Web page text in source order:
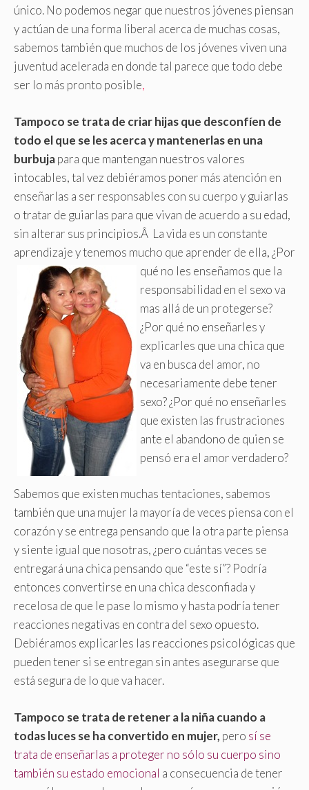
único. No podemos negar que nuestros jóvenes piensan
y actúan de una forma liberal acerca de muchas cosas,
sabemos también que muchos de los jóvenes viven una
juventud acelerada en donde tal parece que todo debe
ser lo más pronto posible,
Tampoco se trata de criar hijas que desconfíen de
todo el que se les acerca y mantenerlas en una
burbujapara que mantengan nuestros valores
intocables, tal vez debiéramos poner más atención en
enseñarlas a ser responsables con su cuerpo y guiarlas
o tratar de guiarlas para que vivan de acuerdo a su edad,
sin alterar sus principios.Â La vida es un constante
aprendizaje y tenemos mucho que aprender de ella,¿Por
qué no les enseñamos que la
responsabilidad en el sexo va
mas allá de un protegerse?
¿Por qué no enseñarles y
explicarles que una chica que
va en busca del amor, no
necesariamente debe tener
sexo? ¿Por qué no enseñarles
que existen las frustraciones
ante el abandono de quien se
pensó era el amor verdadero?
Sabemos que existen muchas tentaciones, sabemos
también que una mujer la mayoría de veces piensa con el
corazón y se entrega pensando que la otra parte piensa
y siente igual que nosotras, ¿pero cuántas veces se
entregará una chica pensando que “este sí”? Podría
entonces convertirse en una chica desconfiada y
recelosa de que le pase lo mismo y hasta podría tener
reacciones negativas en contra del sexo opuesto.
Debiéramos explicarles las reacciones psicológicas que
pueden tener si se entregan sin antes asegurarse que
está segura de lo que va hacer.
Tampoco se trata de retener a la niña cuando a
todas luces se ha convertido en mujer, pero sí se
trata de enseñarlas a proteger no sólo su cuerpo sino
también su estado emocional a consecuencia de tener